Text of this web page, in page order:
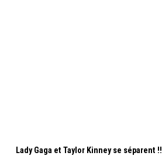
Lady Gaga et Taylor Kinney se séparent !!